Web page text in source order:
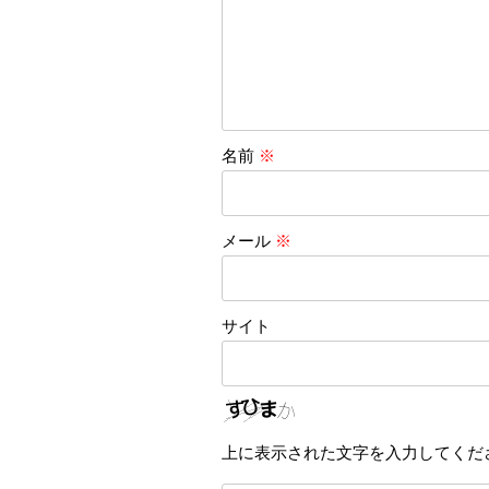
名前 ※
メール ※
サイト
上に表示された文字を入力してくだ